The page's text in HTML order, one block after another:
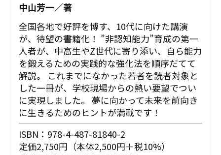
中山芳一／著
全国各地で好評を博す、10代に向けた講演
が、待望の書籍化！ ”非認知能力”育成の第一
人者が、中高生やZ世代に寄り添い、自ら能力
を鍛えるための実践的な強化法を順序だてて
解説。 これまでになかった若者を読者対象と
した一冊が、学校現場からの熱い要望でつい
に実現しました。 夢に向かって未来を前向き
に生きるためのヒントが満載です！
ISBN：978-4-487-81840-2
定価2,750円（本体2,500円＋税10%）